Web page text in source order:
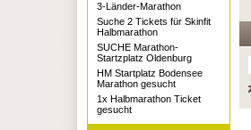
3-Länder-Marathon
Suche 2 Tickets für Skinfit
Halbmarathon
SUCHE Marathon-
Startzplatz Oldenburg
HM Startplatz Bodensee
Marathon gesucht
1x Halbmarathon Ticket
gesucht